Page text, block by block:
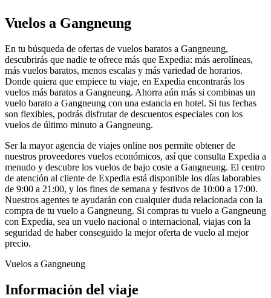
Vuelos a Gangneung
En tu búsqueda de ofertas de vuelos baratos a Gangneung,
descubrirás que nadie te ofrece más que Expedia: más aerolíneas,
más vuelos baratos, menos escalas y más variedad de horarios.
Donde quiera que empiece tu viaje, en Expedia encontrarás los
vuelos más baratos a Gangneung. Ahorra aún más si combinas un
vuelo barato a Gangneung con una estancia en hotel. Si tus fechas
son flexibles, podrás disfrutar de descuentos especiales con los
vuelos de último minuto a Gangneung.
Ser la mayor agencia de viajes online nos permite obtener de
nuestros proveedores vuelos económicos, así que consulta Expedia a
menudo y descubre los vuelos de bajo coste a Gangneung. El centro
de atención al cliente de Expedia está disponible los días laborables
de 9:00 a 21:00, y los fines de semana y festivos de 10:00 a 17:00.
Nuestros agentes te ayudarán con cualquier duda relacionada con la
compra de tu vuelo a Gangneung. Si compras tu vuelo a Gangneung
con Expedia, sea un vuelo nacional o internacional, viajas con la
seguridad de haber conseguido la mejor oferta de vuelo al mejor
precio.
Vuelos a Gangneung
Información del viaje